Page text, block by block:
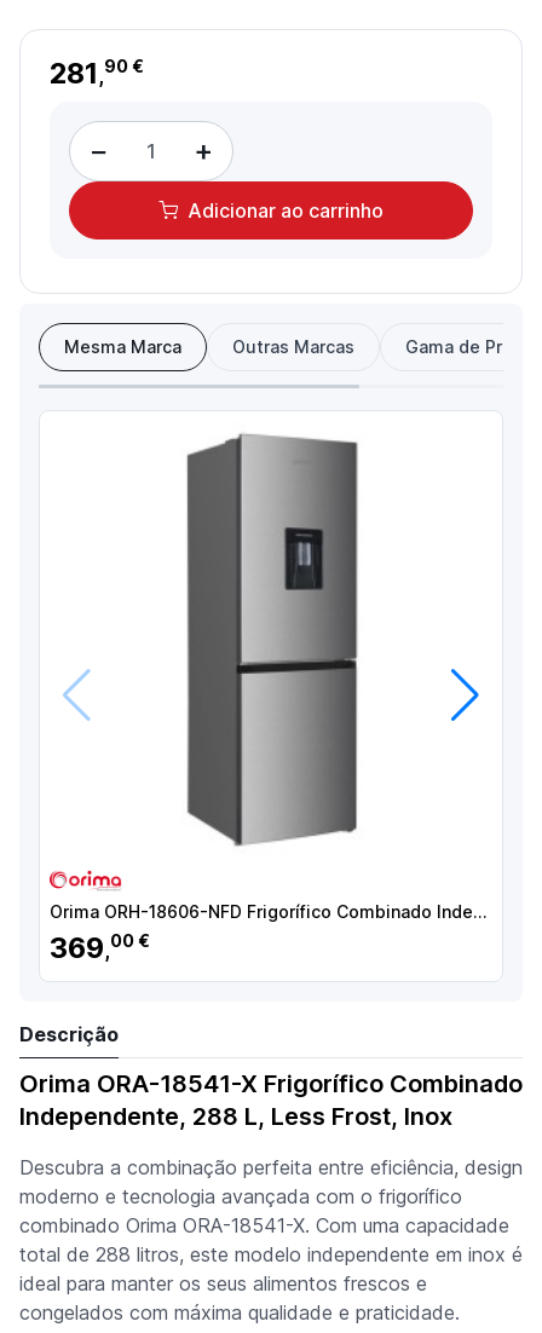
281 ,90 €
− +
Adicionar ao carrinho
Mesma Marca Outras Marcas Gama de Preço
Anterior Próximo
Orima ORH-18606-NFD Frigorífico Combinado Independente, 325 L, No Frost, Inox - 071458 - 5603883214417
369,00 €
Descrição
Orima ORA-18541-X Frigorífico Combinado
Independente, 288 L, Less Frost, Inox
Descubra a combinação perfeita entre eficiência, design
moderno e tecnologia avançada com o frigorífico
combinado Orima ORA-18541-X. Com uma capacidade
total de 288 litros, este modelo independente em inox é
ideal para manter os seus alimentos frescos e
congelados com máxima qualidade e praticidade.